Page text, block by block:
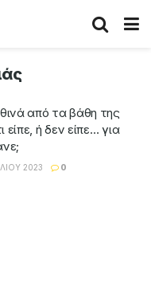
από τα βάθη της
είπε, ή δεν είπε… για
2023 0